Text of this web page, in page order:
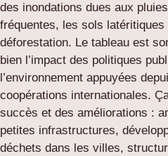
des inondations dues aux
fréquentes, les sols
déforestation. Le tableau est
bien l’impact des politiques
l’environnement appuyées
coopérations internationales.
succès et des améliorations :
petites infrastructures,
déchets dans les villes,